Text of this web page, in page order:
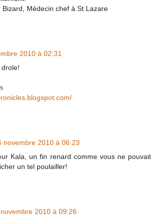
Bizard, Médecin chef à St Lazare
2010 à 02:31
novembre 2010 à 06:23
Kala, un fin renard comme vous ne pouvait
un tel poulailler!
2010 à 09:26